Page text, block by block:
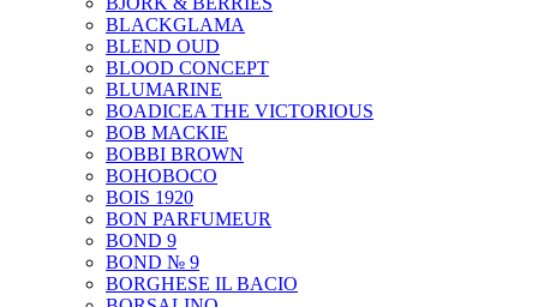
BLACKGLAMA
BLEND OUD
BLOOD CONCEPT
BLUMARINE
BOADICEA THE VICTORIOUS
BOB MACKIE
BOBBI BROWN
BOHOBOCO
BOIS 1920
BON PARFUMEUR
BOND 9
BOND № 9
BORGHESE IL BACIO